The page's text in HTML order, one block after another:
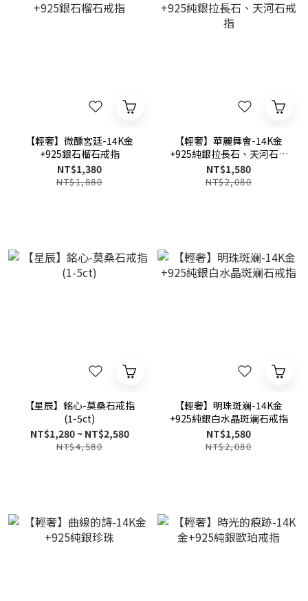
【輕奢】微醺宮廷-14K金
+925銀石榴石戒指
NT$1,380
NT$1,880
【輕奢】華麗舞會-14K金
+925純銀拉長石、天河石戒
指
NT$1,580
NT$2,080
【星辰】銘心-莫桑石戒指
(1-5ct)
NT$1,280 ~ NT$2,580
NT$4,580
【輕奢】明珠斑斓-14K金
+925純銀白水晶斑斓石戒指
NT$1,580
NT$2,080